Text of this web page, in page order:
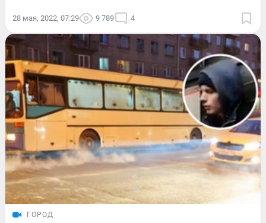
28 мая, 2022, 07:29 9 789 4
ГОРОД